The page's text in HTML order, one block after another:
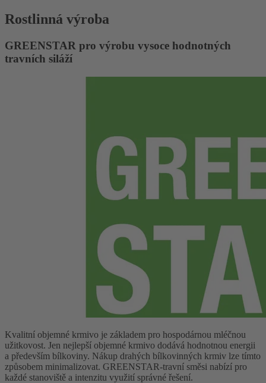
Rostlinná výroba
GREENSTAR pro výrobu vysoce hodnotných
travních siláží
Kvalitní objemné krmivo je základem pro hospodárnou mléčnou
užitkovost. Jen nejlepší objemné krmivo dodává hodnotnou energii
a především bílkoviny. Nákup drahých bílkovinných krmiv lze tímto
způsobem minimalizovat. GREENSTAR-travní směsi nabízí pro
každé stanoviště a intenzitu využití správné řešení.